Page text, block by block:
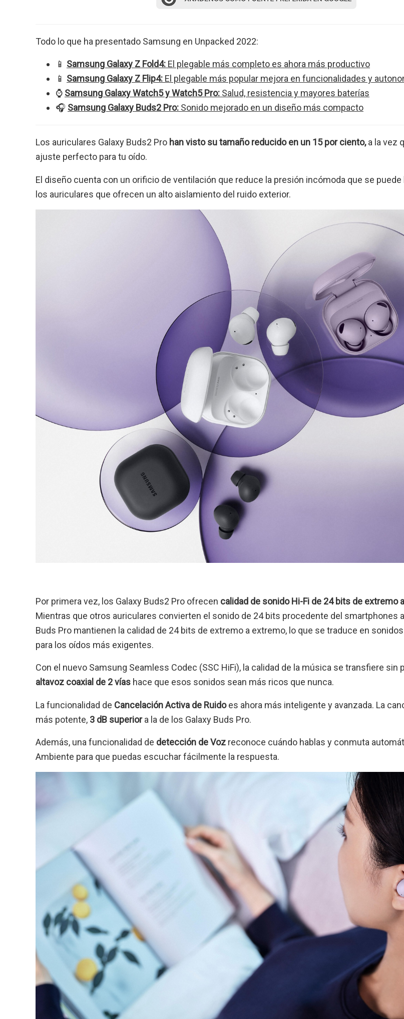
Todo lo que ha presentado Samsung en Unpacked 2022:
📱 Samsung Galaxy Z Fold4: El plegable más completo es ahora más productivo
📱 Samsung Galaxy Z Flip4: El plegable más popular mejora en funcionalidades y
⌚ Samsung Galaxy Watch5 y Watch5 Pro: Salud, resistencia y mayores baterías
🎧 Samsung Galaxy Buds2 Pro: Sonido mejorado en un diseño más compacto
Los auriculares Galaxy Buds2 Pro han visto su tamaño reducido en un 15 por ciento,a la vez
ajuste perfecto para tu oído.
El diseño cuenta con un orificio de ventilación que reduce la presión incómoda que se puede
los auriculares que ofrecen un alto aislamiento del ruido exterior.
Por primera vez, los Galaxy Buds2 Pro ofrecen calidad de sonido Hi-Fi de 24 bits de extremo
Mientras que otros auriculares convierten el sonido de 24 bits procedente del smartphones
Buds Pro mantienen la calidad de 24 bits de extremo a extremo, lo que se traduce en
para los oídos más exigentes.
Con el nuevo Samsung Seamless Codec (SSC HiFi), la calidad de la música se transfiere sin
altavoz coaxial de 2 vías hace que esos sonidos sean más ricos que nunca.
La funcionalidad de Cancelación Activa de Ruidoes ahora más inteligente y avanzada. La
más potente, 3 dB superiora la de los Galaxy Buds Pro.
Además, una funcionalidad de detección de Voz reconoce cuándo hablas y conmuta
Ambiente para que puedas escuchar fácilmente la respuesta.